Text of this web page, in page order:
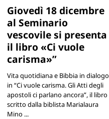
Giovedì 18 dicembre
al Seminario
vescovile si presenta
il libro «Ci vuole
carisma»”
Vita quotidiana e Bibbia in dialogo
in “Ci vuole carisma. Gli Atti degli
apostoli ci parlano ancora”, il libro
scritto dalla biblista Marialaura
Mino ...